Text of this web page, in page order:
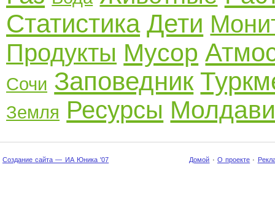
Статистика Дети
Продукты Мусор
Сочи Заповедник
Земля Ресурсы
Создание сайта — ИА Юника '07 Домой · О проекте ·